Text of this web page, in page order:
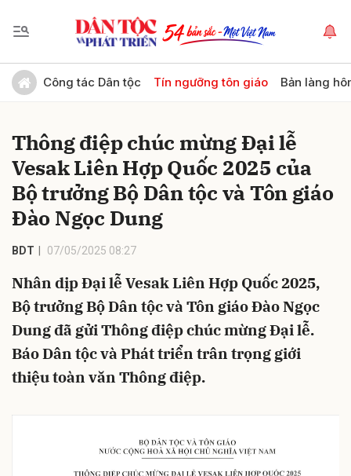
Công tác Dân tộc Tín ngưỡng tôn giáo Bản làng
Thông điệp chúc mừng Đại lễ
Vesak Liên Hợp Quốc 2025 của
Bộ trưởng Bộ Dân tộc và Tôn giáo
Đào Ngọc Dung
BDT 07/05/2025 08:27
Nhân dịp Đại lễ Vesak Liên Hợp Quốc 2025,
Bộ trưởng Bộ Dân tộc và Tôn giáo Đào Ngọc
Dung đã gửi Thông điệp chúc mừng Đại lễ.
Báo Dân tộc và Phát triển trân trọng giới
thiệu toàn văn Thông điệp.
Gửi bình luận